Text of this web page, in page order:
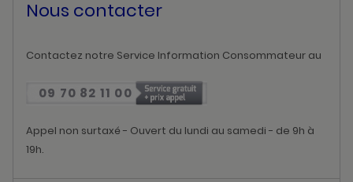
Nous contacter
Contactez notre Service Information Consommateur au
09 70 82 11 00
Appel non surtaxé - Ouvert du lundi au samedi - de 9h à
19h.